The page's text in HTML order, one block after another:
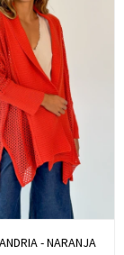
- NARANJA